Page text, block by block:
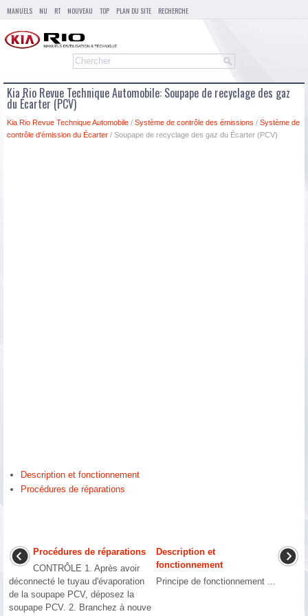
MANUELS NU RT NOUVEAU TOP PLAN DU SITE RECHERCHE
Kia Rio Revue Technique Automobile: Soupape de recyclage des gaz
du Écarter (PCV)
Kia Rio Revue Technique Automobile / Système de contrôle des émissions / Système de
contrôle d′émission du Écarter / Soupape de recyclage des gaz du Écarter (PCV)
Description et fonctionnement
Procédures de réparations
Procédures de réparations
CONTRÔLE 1. Après avoir
déconnecté le tuyau d'évaporation
de la soupape PCV, déposez la
soupape PCV. 2. Branchez à nouve
Description et
fonctionnement
Principe de fonctionnement ...